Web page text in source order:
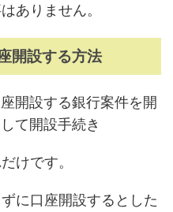
ありません。
開設する方法
開設する銀行案件を開
て開設手続き
けです。
に口座開設するとした